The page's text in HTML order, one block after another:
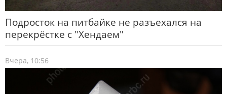
Подросток на питбайке не разъехался на
перекрёстке с "Хендаем"
Вчера, 10:56